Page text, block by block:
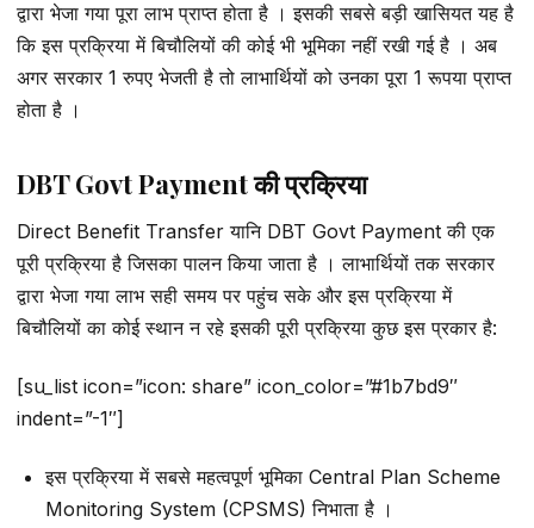
द्वारा भेजा गया पूरा लाभ प्राप्त होता है । इसकी सबसे बड़ी खासियत यह है
कि इस प्रक्रिया में बिचौलियों की कोई भी भूमिका नहीं रखी गई है । अब
अगर सरकार 1 रुपए भेजती है तो लाभार्थियों को उनका पूरा 1 रूपया प्राप्त
होता है ।
DBT Govt Payment की प्रक्रिया
Direct Benefit Transfer यानि DBT Govt Payment की एक
पूरी प्रक्रिया है जिसका पालन किया जाता है । लाभार्थियों तक सरकार
द्वारा भेजा गया लाभ सही समय पर पहुंच सके और इस प्रक्रिया में
बिचौलियों का कोई स्थान न रहे इसकी पूरी प्रक्रिया कुछ इस प्रकार है:
[su_list icon=”icon: share” icon_color=”#1b7bd9″
indent=”-1″]
इस प्रक्रिया में सबसे महत्वपूर्ण भूमिका Central Plan Scheme
Monitoring System (CPSMS) निभाता है ।